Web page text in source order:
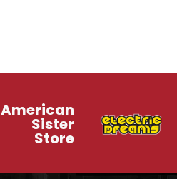
American
Sister
Store